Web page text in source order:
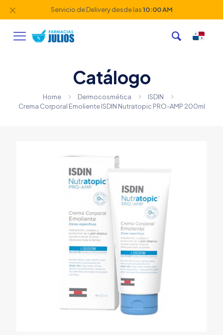
Servicio de Delivery desde las10:00 AM
✕
Catálogo
Home Dermocosmética
ISDIN
Crema Corporal Emoliente ISDIN Nutratopic PRO-AMP 200ml